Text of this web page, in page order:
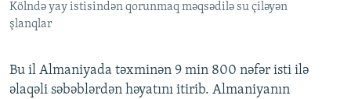
Kölndə yay istisindən qorunmaq məqsədilə su çiləyən
şlanqlar
Bu il Almaniyada təxminən 9 min 800 nəfər isti ilə
əlaqəli səbəblərdən həyatını itirib. Almaniyanın